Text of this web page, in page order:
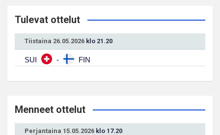
Tulevat ottelut
Tiistaina 26.05.2026 klo 21.20
SUI - FIN
Menneet ottelut
Perjantaina 15.05.2026 klo 17.20